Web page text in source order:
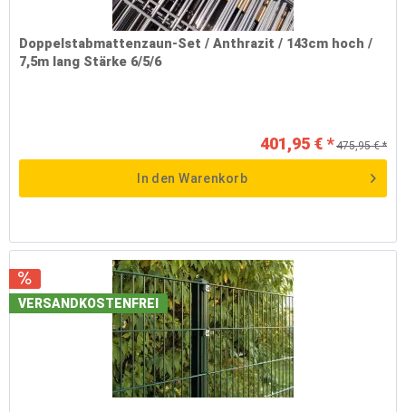
Doppelstabmattenzaun-Set / Anthrazit / 143cm hoch /
7,5m lang Stärke 6/5/6
401,95 € * 475,95 € *
In den Warenkorb
VERSANDKOSTENFREI